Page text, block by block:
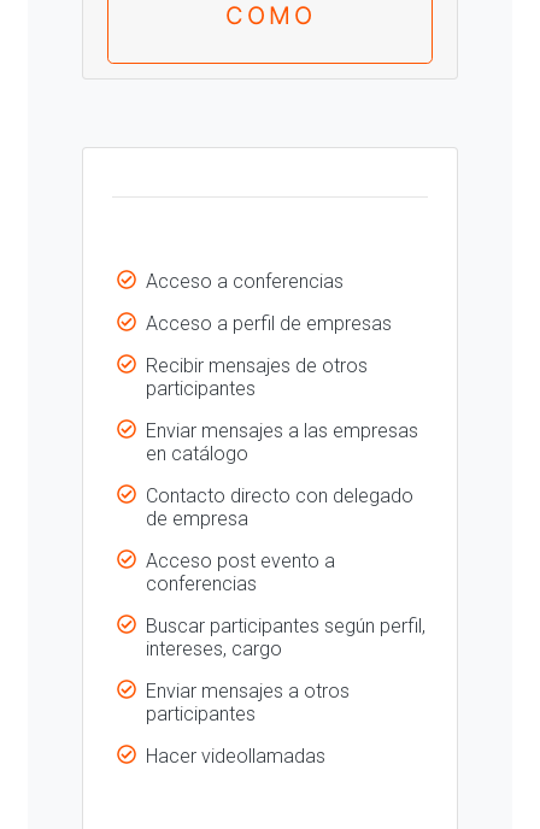
COMO
Acceso a conferencias
Acceso a perfil de empresas
Recibir mensajes de otros
participantes
Enviar mensajes a las empresas
en catálogo
Contacto directo con delegado
de empresa
Acceso post evento a
conferencias
Buscar participantes según perfil,
intereses, cargo
Enviar mensajes a otros
participantes
Hacer videollamadas